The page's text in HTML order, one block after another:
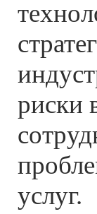
риски
услуг.